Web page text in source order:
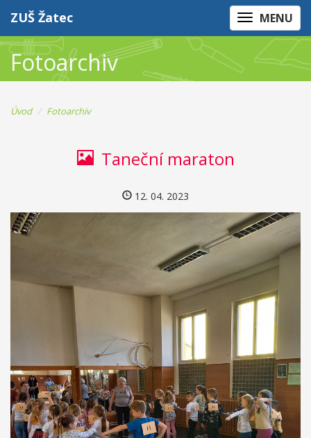
MENU
ZUŠ Žatec
Fotoarchiv
Úvod Fotoarchiv
Taneční maraton
12. 04. 2023